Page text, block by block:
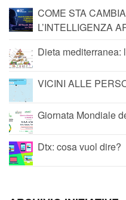
COME STA
L’INTELLIGENZA
Dieta
VICINI ALLE
Giornata Mondiale
Dtx: cosa vuol dire?